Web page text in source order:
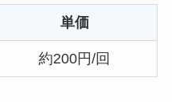
単価
約200円/回